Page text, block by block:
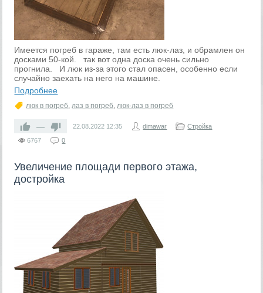
Имеется погреб в гараже, там есть люк-лаз, и обрамлен он
досками 50-кой. так вот одна доска очень сильно
прогнила. И люк из-за этого стал опасен, особенно если
случайно заехать на него на машине.
Подробнее
люк в погреб,лаз в погреб,люк-лаз в погреб
— 22.08.2022 12:35 dimawar
Стройка
6767
0
Увеличение площади первого этажа,
достройка